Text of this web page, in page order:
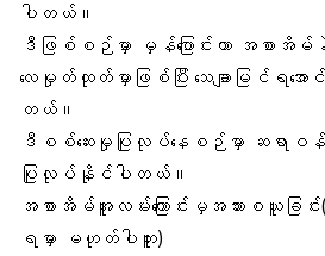
ပါတယ်။
ဒီဖြစ်စဉ်မှာ မှန်ပြောင်းဟာ အစ
လေမှုတ်ထုတ်မှာဖြစ်ပြီး သေချာမြင်ရအော
တယ်။
ဒီစစ်ဆေးမှုပြုလုပ်နေစဉ်မှာ ဆရာဝန်
ပြုလုပ်နိုင်ပါတယ်။
အစာအိမ်အူလမ်းကြောင်းမှအသားစယူခြင်
ရမှာ မဟုတ်ပါဘူး)